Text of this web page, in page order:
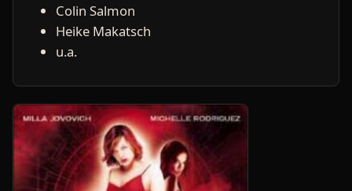
Colin Salmon
Heike Makatsch
u.a.